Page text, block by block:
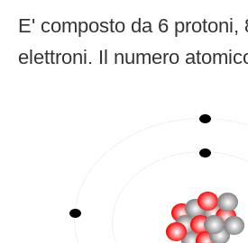
E' composto da 6 protoni,
elettroni. Il numero